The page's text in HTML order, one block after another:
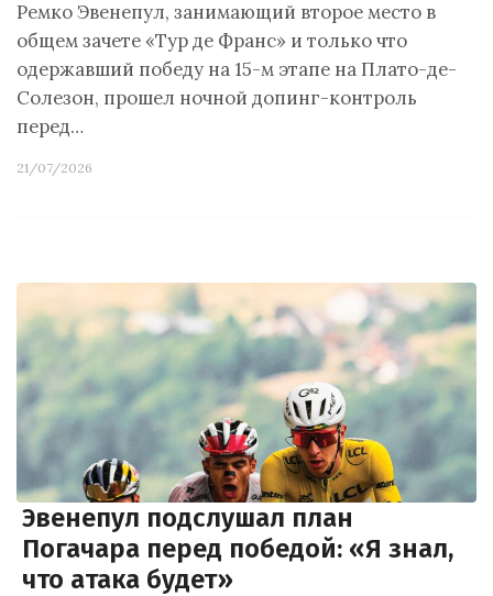
Ремко Эвенепул, занимающий второе место в
общем зачете «Тур де Франс» и только что
одержавший победу на 15-м этапе на Плато-де-
Солезон, прошел ночной допинг-контроль
перед…
21/07/2026
Эвенепул подслушал план
Погачара перед победой: «Я знал,
что атака будет»